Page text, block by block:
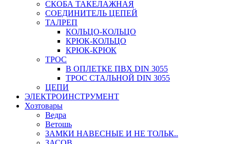
СКОБА ТАКЕЛАЖНАЯ
СОЕДИНИТЕЛЬ ЦЕПЕЙ
ТАЛРЕП
КОЛЬЦО-КОЛЬЦО
КРЮК-КОЛЬЦО
КРЮК-КРЮК
ТРОС
В ОПЛЕТКЕ ПВХ DIN 3055
ТРОС СТАЛЬНОЙ DIN 3055
ЦЕПИ
ЭЛЕКТРОИНСТРУМЕНТ
Хозтовары
Ведра
Ветошь
ЗАМКИ НАВЕСНЫЕ И НЕ ТОЛЬК..